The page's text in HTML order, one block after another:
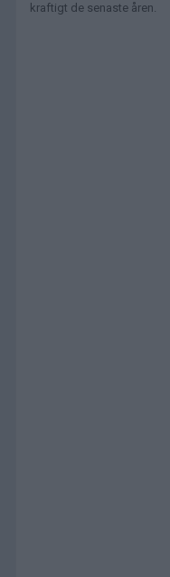
kraftigt de senaste åren.